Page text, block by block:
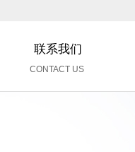
联系我们
CONTACT US